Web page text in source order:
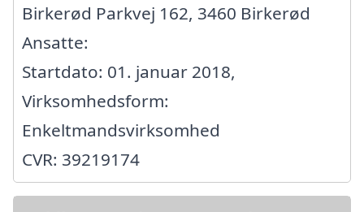
Birkerød Parkvej 162, 3460 Birkerød
Ansatte:
Startdato: 01. januar 2018,
Virksomhedsform:
Enkeltmandsvirksomhed
CVR: 39219174